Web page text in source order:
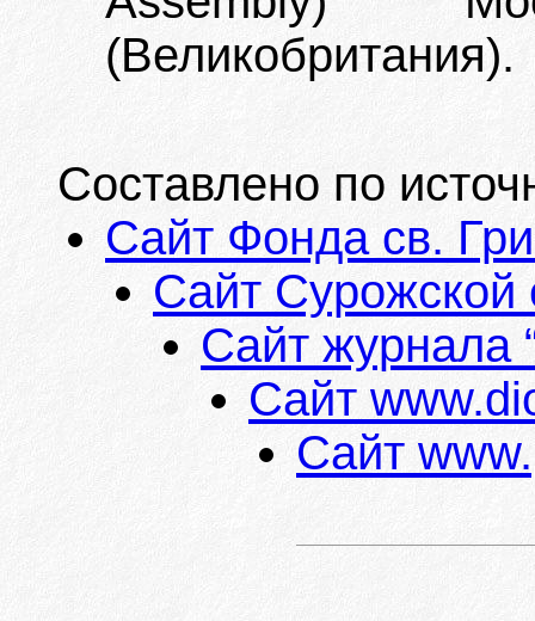
(Великобритания).
Составлено по
Сайт Фонда св.
Сайт Сурожской
Сайт журнала
Сайт
Сайт